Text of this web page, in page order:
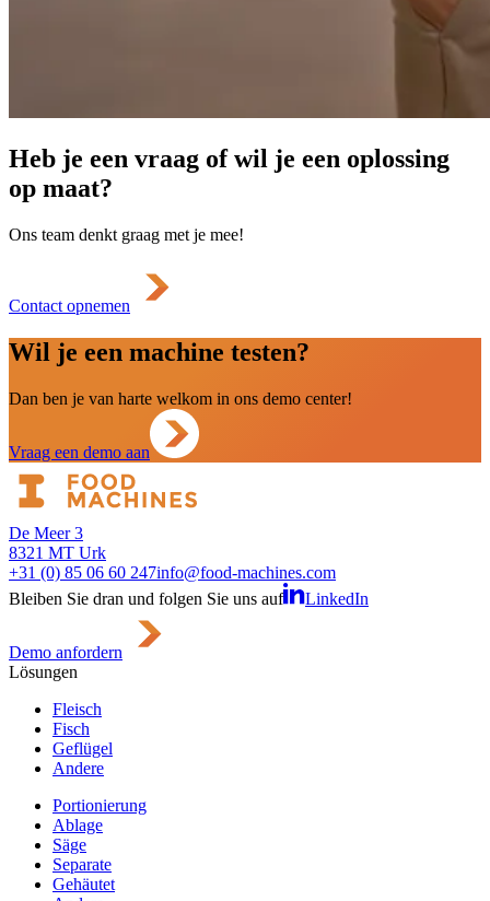
Heb je een vraag of wil je een oplossing
op maat?
Ons team denkt graag met je mee!
Contact opnemen
Wil je een machine testen?
Dan ben je van harte welkom in ons demo center!
Vraag een demo aan
De Meer 3
8321 MT Urk
+31 (0) 85 06 60 247info@food-machines.com
Bleiben Sie dran und folgen Sie uns auf
LinkedIn
Demo anfordern
Lösungen
Fleisch
Fisch
Geflügel
Andere
Portionierung
Ablage
Säge
Separate
Gehäutet